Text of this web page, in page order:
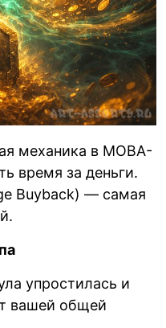
механика в MOBA-
время за деньги.
Buyback) — самая
упростилась и
вашей общей